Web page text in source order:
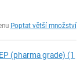
Poptat větší množství
(pharma grade) (1